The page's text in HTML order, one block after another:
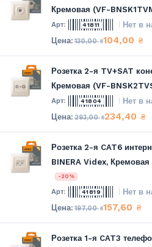
Кремовая (VF-
41811 Нет в
130,00₴104,00 ₴
Розетка 2-я TV+SAT
Кремовая (VF-
41804 Нет в
293,00₴234,40 ₴
Розетка 2-я CAT6
BINERA Videx,
-20%
41819 Нет в
197,00₴157,60 ₴
Розетка 1-я CAT3